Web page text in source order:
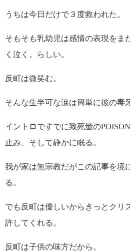
うちは今日だけで３度救われた。
そもそも乳幼児は感情の表現をま
く泣く。らしい。
反町は微笑む。
そんな生半可な涙は簡単に彼の毒
イントロですでに致死量の
止み、そして静かに眠る。
我が家は無宗教だがこの記事を境
る。
でも反町は優しいからきっとクリ
許してくれる。
反町は子供の味方だから。